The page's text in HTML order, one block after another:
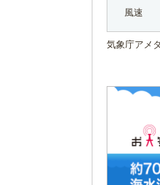
風速
気象庁アメ